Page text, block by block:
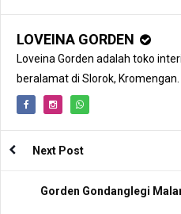
LOVEINA GORDEN
Loveina Gorden adalah toko
beralamat di Slorok,
Next Post
Gorden Gondanglegi